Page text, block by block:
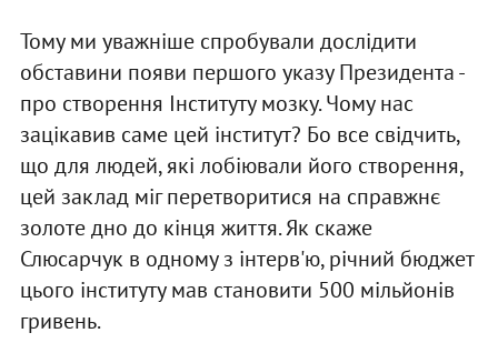
Тому ми уважнiше спробували дослiдити
обставини появи першого указу Президента -
про створення Iнституту мозку. Чому нас
зацiкавив саме цей iнститут? Бо все свiдчить,
що для людей, якi лобiювали його створення,
цей заклад мiг перетворитися на справжнє
золоте дно до кiнця життя. Як скаже
Слюсарчук в одному з iнтерв'ю, рiчний бюджет
цього iнституту мав становити 500 мiльйонiв
гривень.